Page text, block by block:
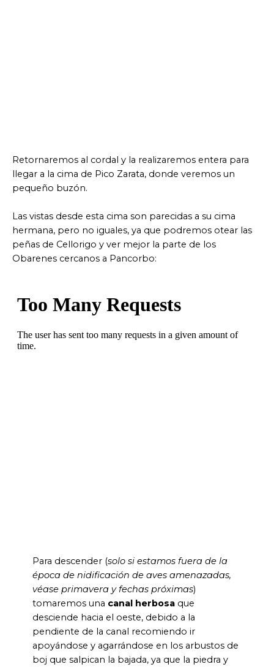
Retornaremos al cordal y la realizaremos entera para
llegar a la cima de Pico Zarata, donde veremos un
pequeño buzón.
Las vistas desde esta cima son parecidas a su cima
hermana, pero no iguales, ya que podremos otear las
peñas de Cellorigo y ver mejor la parte de los
Obarenes cercanos a Pancorbo:
Para descender (solo si estamos fuera de la
época de nidificación de aves amenazadas,
véase primavera y fechas próximas)
tomaremos una canal herbosaque
desciende hacia el oeste, debido a la
pendiente de la canal recomiendo ir
apoyándose y agarrándose en los arbustos de
boj que salpican la bajada, ya que la piedra y